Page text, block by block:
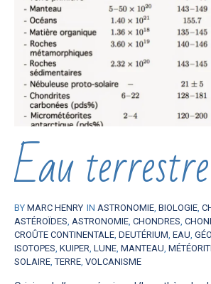
Eau terrestre
BY MARC HENRY IN ASTRONOMIE, BIOLOGIE,
ASTÉROÏDES, ASTRONOMIE, CHONDRES,
CROÛTE CONTINENTALE, DEUTÉRIUM, EAU,
ISOTOPES, KUIPER, LUNE, MANTEAU,
SOLAIRE,TERRE, VOLCANISME